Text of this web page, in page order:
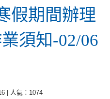
假期間辦理
須知-02/06
| 人氣：1074